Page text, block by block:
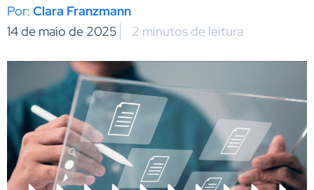
Clara Franzmann
14 de maio de 2025
2 minutos de leitura